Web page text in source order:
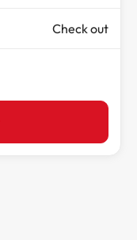
Check out